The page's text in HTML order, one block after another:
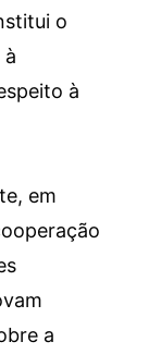
o
à
à
em
a